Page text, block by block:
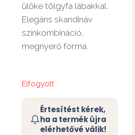
ülőke tölgyfa lábakkal.
Elegáns skandináv
színkombináció,
megnyerő forma.
Elfogyott
Értesítést kérek,
ha a termék újra
elérhetővé válik!